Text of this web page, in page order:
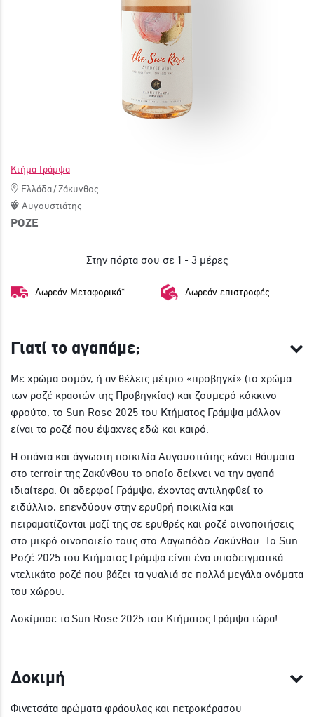
Κτήμα Γράμψα
Ελλάδα/Ζάκυνθος
Αυγουστιάτης
ΡΟΖΕ
Στην πόρτα σου σε 1 - 3 μέρες
Δωρεάν Μεταφορικά* Δωρεάν επιστροφές
Γιατί το αγαπάμε;
Με χρώμα σομόν, ή αν θέλεις μέτριο «προβηγκί» (το χρώμα
των ροζέ κρασιών της Προβηγκίας) και ζουμερό κόκκινο
φρούτο, το Sun Rose 2025 του Κτήματος Γράμψα μάλλον
είναι το ροζέ που έψαχνες εδώ και καιρό.
Η σπάνια και άγνωστη ποικιλία Αυγουστιάτης κάνει θάυματα
στο terroir της Ζακύνθου το οποίο δείχνει να την αγαπά
ιδιαίτερα. Οι αδερφοί Γράμψα, έχοντας αντιληφθεί το
ειδύλλιο, επενδύουν στην ερυθρή ποικιλία και
πειραματίζονται μαζί της σε ερυθρές και ροζέ οινοποιήσεις
στο μικρό οινοποιείο τους στο Λαγωπόδο Ζακύνθου. Το Sun
Ροζέ 2025 του Κτήματος Γράμψα είναι ένα υποδειγματικά
ντελικάτο ροζέ που βάζει τα γυαλιά σε πολλά μεγάλα ονόματα
του χώρου.
Δοκίμασε το Sun Rose 2025 του Κτήματος Γράμψα τώρα!
Δοκιμή
Φινετσάτα αρώματα φράουλας και πετροκέρασου